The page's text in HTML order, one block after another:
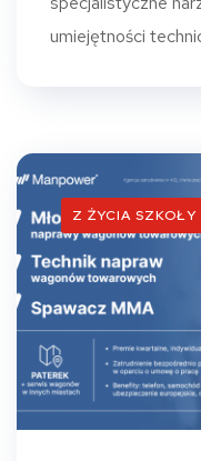
umiejętności
Z ŻYCIA SZKOŁY